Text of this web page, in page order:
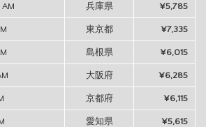
兵庫県 ¥5,785
東京都 ¥7,335
島根県 ¥6,015
大阪府 ¥6,285
京都府 ¥6,115
愛知県 ¥5,615